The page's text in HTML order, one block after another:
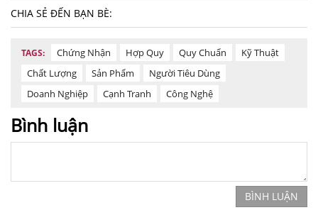
CHIA SẺ ĐẾN BẠN BÈ:
TAGS: Chứng Nhận Hợp Quy Quy Chuẩn
Kỹ Thuật
Chất Lượng
Sản Phẩm
Người Tiêu Dùng
Doanh Nghiệp
Cạnh Tranh Công Nghệ
Bình luận
BÌNH LUẬN